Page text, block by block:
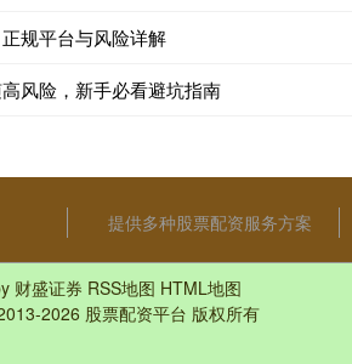
规平台与风险详解
风险，新手必看避坑指南
提供多种股票配资服务方案
财盛证券 RSS地图 HTML地图
2026 股票配资平台 版权所有